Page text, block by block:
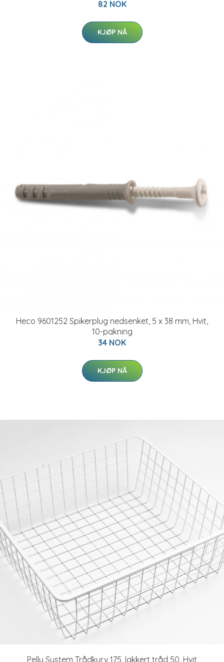
82 NOK
KJØP NÅ
Heco 9601252 Spikerplug nedsenket, 5 x 38 mm, Hvit,
10-pakning
34 NOK
KJØP NÅ
Pelly System Trådkurv 175, lakkert tråd 50, Hvit